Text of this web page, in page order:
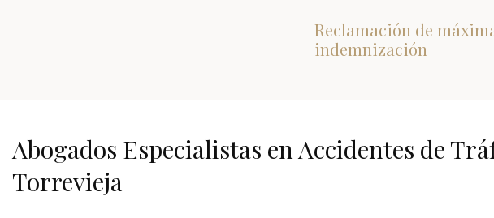
Reclamación de
indemnización
Abogados Especialistas en Accidentes de
Torrevieja